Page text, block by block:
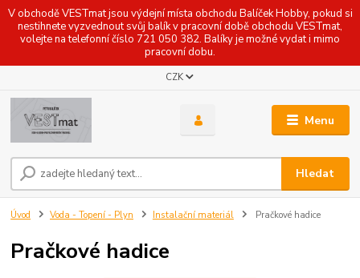
V obchodě VESTmat jsou výdejní místa obchodu Balíček Hobby, pokud si
nestihnete vyzvednout svůj balík v pracovní době obchodu VESTmat,
volejte na telefonní číslo 721 050 382. Balíky je možné vydat i mimo
pracovní dobu.
Menu
CZK
Hledat
Úvod Voda - Topení - Plyn Instalační materiál Pračkové hadice
Pračkové hadice